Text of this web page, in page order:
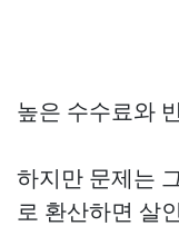
높은 수수료와
하지만 문제는
로 환산하면 살